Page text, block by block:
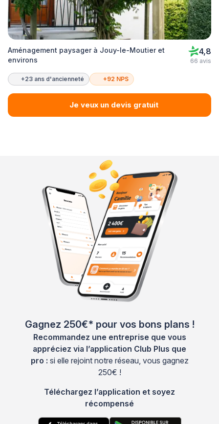
Aménagement paysager à Jouy-le-Moutier et
environs
4,8
66 avis
+23 ans d'ancienneté +92 NPS
Je veux un devis gratuit
Gagnez 250€* pour vos bons plans !
Recommandez une entreprise que vous
appréciez via l’application Club Plus que
pro : si elle rejoint notre réseau, vous gagnez
250€ !
Téléchargez l’application et soyez
récompensé